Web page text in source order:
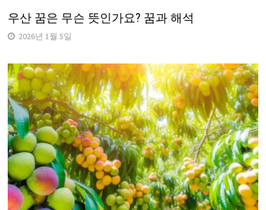
우산 꿈은 무슨 뜻인가요? 꿈과 해석
2026년 1월 5일